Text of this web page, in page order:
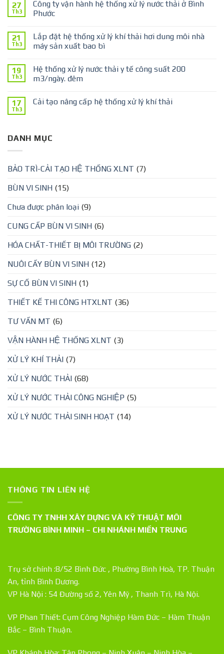
27
Th3
Công ty vận hành hệ thống xử lý nước thải ở Bình
Phước
21
Th3
Lắp đặt hệ thống xử lý khí thải hơi dung môi nhà
máy sản xuất bao bì
19
Th3
Hệ thống xử lý nước thải y tế công suất 200
m3/ngày. đêm
17
Th3
Cải tạo nâng cấp hệ thống xử lý khí thải
DANH MỤC
BẢO TRÌ-CẢI TẠO HỆ THỐNG XLNT (7)
BÙN VI SINH (15)
Chưa được phân loại (9)
CUNG CẤP BÙN VI SINH (6)
HÓA CHẤT-THIẾT BỊ MÔI TRƯỜNG (2)
NUÔI CẤY BÙN VI SINH (12)
SỰ CỐ BÙN VI SINH (1)
THIẾT KẾ THI CÔNG HTXLNT (36)
TƯ VẤN MT (6)
VẬN HÀNH HỆ THỐNG XLNT (3)
XỬ LÝ KHÍ THẢI (7)
XỬ LÝ NƯỚC THẢI (68)
XỬ LÝ NƯỚC THẢI CÔNG NGHIỆP (5)
XỬ LÝ NƯỚC THẢI SINH HOẠT (14)
THÔNG TIN LIÊN HỆ
CÔNG TY TNHH XÂY DỰNG VÀ KỸ THUẬT MÔI
TRƯỜNG BÌNH MINH – CHI NHÁNH MIỀN TRUNG
Trụ sở chính :8/52 Bình Đức , Phường Bình Hoà, TP. Thuận
An, tỉnh Bình Dương.
VP Hà Nội : 54 Đường số 2, Yên Mỹ , Thanh Trì, Hà Nội.
VP Phan Thiết: Cụm Công Nghiệp Hàm Đức – Hàm Thuận
Bắc – Bình Thuận.